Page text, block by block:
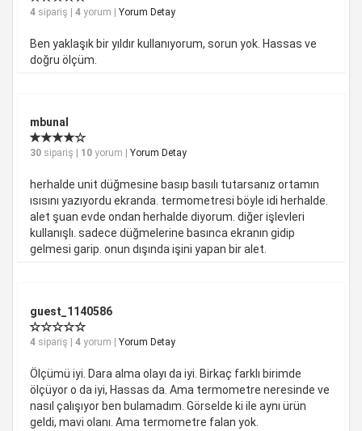
4 sipariş | 4 yorum | Yorum Detay
Ben yaklaşık bir yıldır kullanıyorum, sorun yok. Hassas ve
doğru ölçüm.
mbunal
30 sipariş | 10 yorum | Yorum Detay
herhalde unit düğmesine basıp basılı tutarsanız ortamın
ısısını yazıyordu ekranda. termometresi böyle idi herhalde.
alet şuan evde ondan herhalde diyorum. diğer işlevleri
kullanışlı. sadece düğmelerine basınca ekranın gidip
gelmesi garip. onun dışında işini yapan bir alet.
guest_1140586
4 sipariş | 4 yorum | Yorum Detay
Ölçümü iyi. Dara alma olayı da iyi. Birkaç farklı birimde
ölçüyor o da iyi, Hassas da. Ama termometre neresinde ve
nasıl çalışıyor ben bulamadım. Görselde ki ile aynı ürün
geldi, mavi olanı. Ama termometre falan yok.